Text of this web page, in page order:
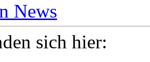
News
sich hier: